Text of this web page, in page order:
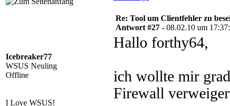
Icebreaker77
WSUS Neuling
Offline
I Love WSUS!
Re: Tool um Clientfehler zu
Antwort #27 - 08.02.10 um
Hallo forthy64,
ich wollte mir
Firewall